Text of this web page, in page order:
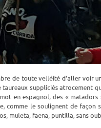
de toute velléité d’aller voir
taureaux suppliciés atrocement
en espagnol, des «
comme le soulignent de
muleta, faena, puntilla, sans